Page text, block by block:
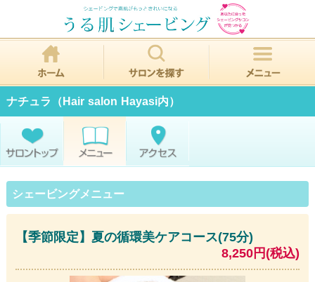
ナチュラ（Hair salon Hayasi内）
シェービングメニュー
【季節限定】夏の循環美ケアコース(75分)
8,250円(税込)